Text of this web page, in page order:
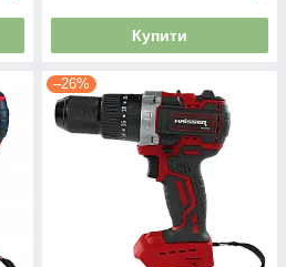
Купити
–26%